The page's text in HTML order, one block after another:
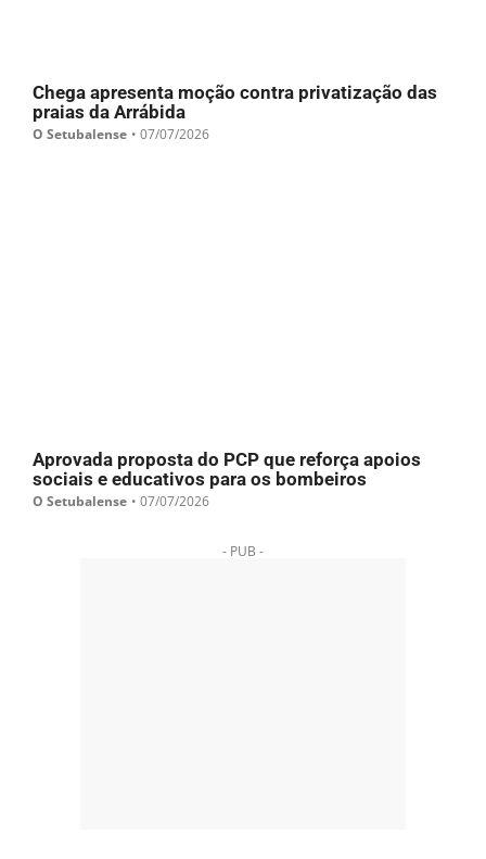
Chega apresenta moção contra privatização das
praias da Arrábida
O Setubalense • 07/07/2026
Aprovada proposta do PCP que reforça apoios
sociais e educativos para os bombeiros
O Setubalense • 07/07/2026
- PUB -